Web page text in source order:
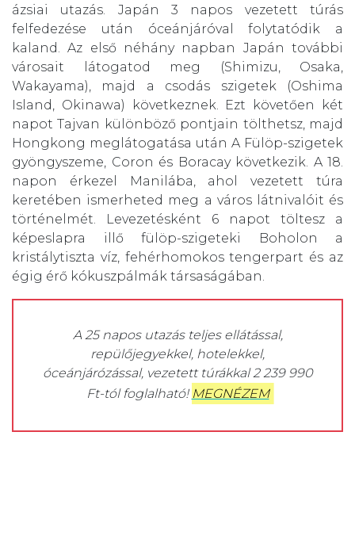
ázsiai utazás. Japán 3 napos vezetett túrás
felfedezése után óceánjáróval folytatódik a
kaland. Az első néhány napban Japán további
városait látogatod meg (Shimizu, Osaka,
Wakayama), majd a csodás szigetek (Oshima
Island, Okinawa) következnek. Ezt követően két
napot Tajvan különböző pontjain tölthetsz, majd
Hongkong meglátogatása után A Fülöp-szigetek
gyöngyszeme, Coron és Boracay következik. A 18.
napon érkezel Manilába, ahol vezetett túra
keretében ismerheted meg a város látnivalóit és
történelmét. Levezetésként 6 napot töltesz a
képeslapra illő fülöp-szigeteki Boholon a
kristálytiszta víz, fehérhomokos tengerpart és az
égig érő kókuszpálmák társaságában.
A 25 napos utazás teljes ellátással,
repülőjegyekkel, hotelekkel,
óceánjárózással, vezetett túrákkal 2 239 990
Ft-tól foglalható! MEGNÉZEM